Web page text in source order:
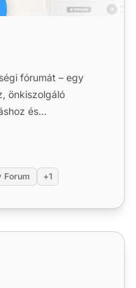
fórumát – egy
önkiszolgáló
és
Forum +1